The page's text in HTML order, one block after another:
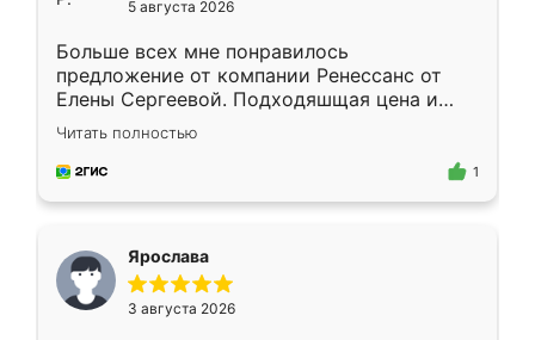
5 августа 2026
Больше всех мне понравилось
предложение от компании Ренессанс от
Елены Сергеевой. Подходяшщая цена и
короткие сроки изготовления. Приехавший
для замера сотрудник Владислав
предложил по моему эскизу самый
Читать полностью
1
Ярослава
3 августа 2026